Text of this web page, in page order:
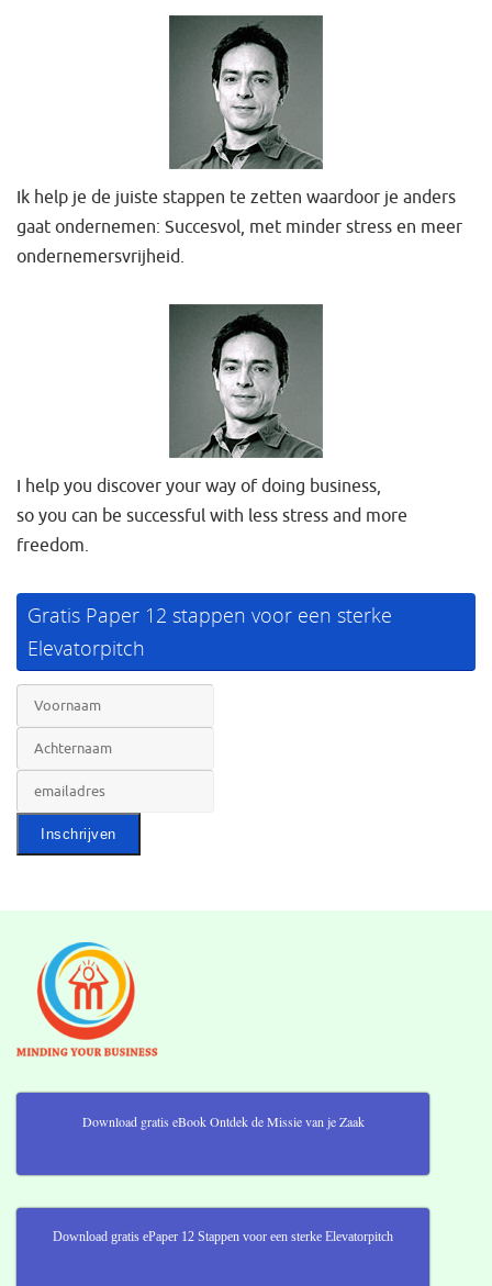
Ik help je de juiste stappen te zetten waardoor je anders
gaat ondernemen: Succesvol, met minder stress en meer
ondernemersvrijheid.
I help you discover your way of doing business,
so you can be successful with less stress and more
freedom.
Gratis Paper 12 stappen voor een sterke
Elevatorpitch
Download gratis eBook Ontdek de Missie van je Zaak
Download gratis ePaper 12 Stappen voor een sterke Elevatorpitch